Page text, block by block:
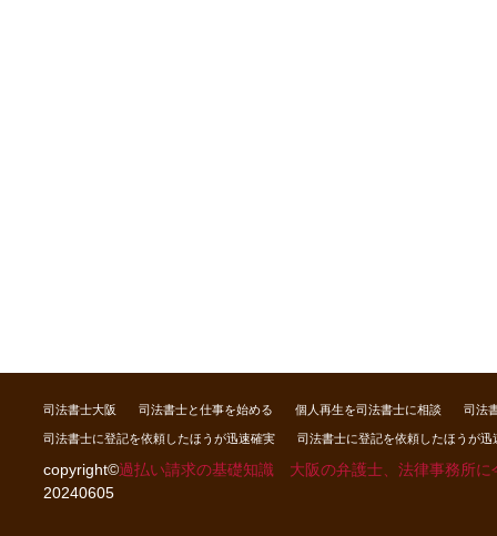
司法書士大阪 司法書士と仕事を始める 個人再生を司法書士に相談 司法
司法書士に登記を依頼したほうが迅速確実 司法書士に登記を依頼したほうが迅
copyright©過払い請求の基礎知識 大阪の弁護士、法律事務所
20240605